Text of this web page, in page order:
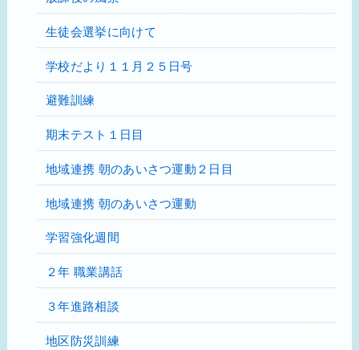
生徒会選挙に向けて
学校だより１１月２５日号
避難訓練
期末テスト１日目
地域連携 朝のあいさつ運動２日目
地域連携 朝のあいさつ運動
学習強化週間
２年 職業講話
３年進路相談
地区防災訓練